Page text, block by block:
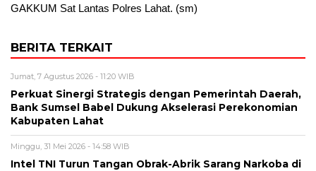
GAKKUM Sat Lantas Polres Lahat. (sm)
BERITA TERKAIT
Jumat, 7 Agustus 2026 - 11:20 WIB
Perkuat Sinergi Strategis dengan Pemerintah Daerah,
Bank Sumsel Babel Dukung Akselerasi Perekonomian
Kabupaten Lahat
Minggu, 31 Mei 2026 - 14:58 WIB
Intel TNI Turun Tangan Obrak-Abrik Sarang Narkoba di